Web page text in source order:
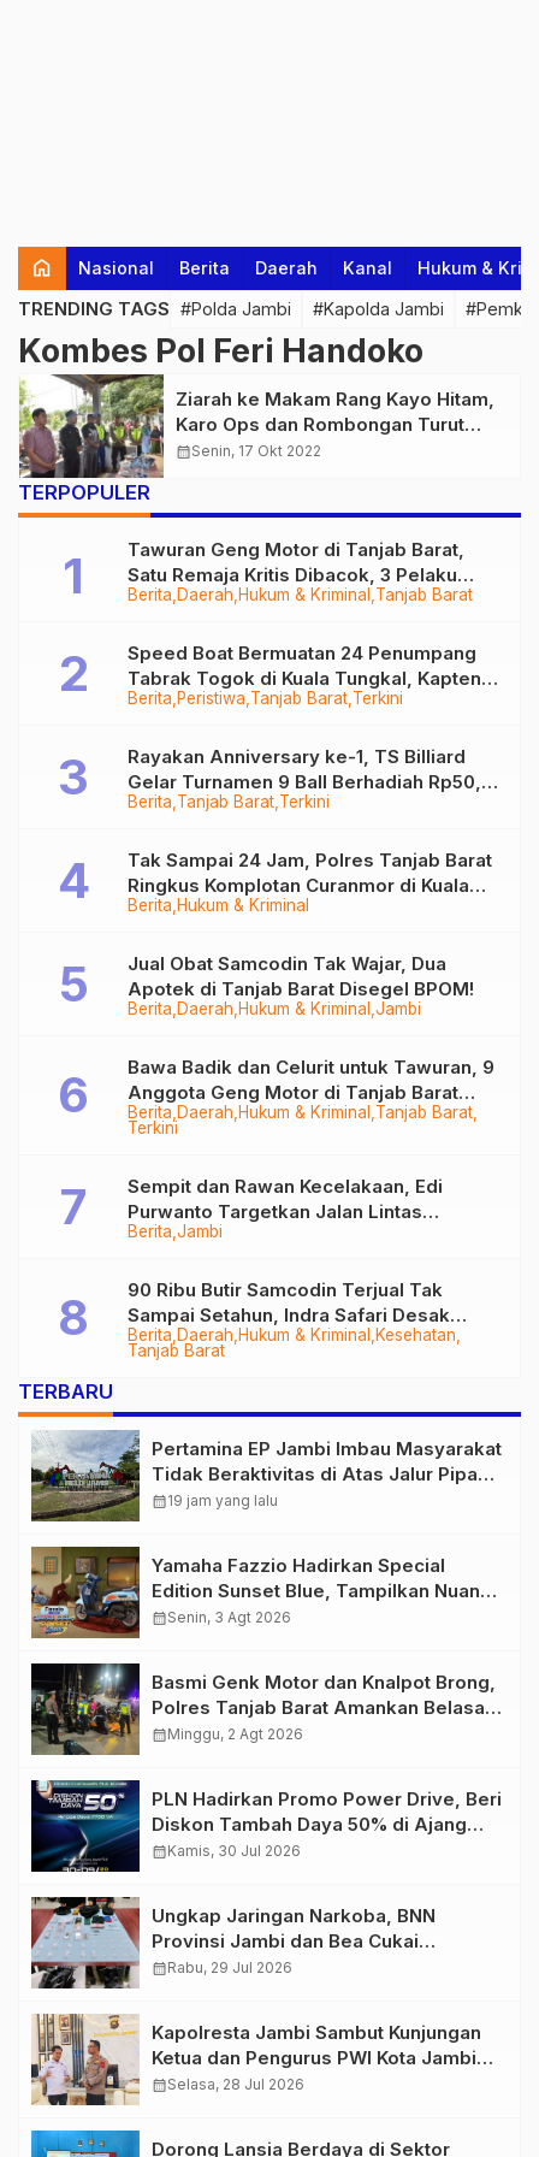
home Nasional Berita Daerah Kanal Hukum &
TRENDING TAGS #Polda Jambi #Kapolda Jambi
Kombes Pol Feri Handoko
Ziarah ke Makam Rang Kayo Hitam,
Karo Ops dan Rombongan Turut
Bagikan Bansos
calendar_monthSenin, 17 Okt 2022
TERPOPULER
Berita Daerah Hukum & Kriminal Tanjab Barat
Tawuran Geng Motor di Tanjab Barat,
Satu Remaja Kritis Dibacok, 3 Pelaku
Ditangkap
Berita Peristiwa Tanjab Barat Terkini
Speed Boat Bermuatan 24 Penumpang
Tabrak Togok di Kuala Tungkal, Kapten
Sempat Hilang
Berita Tanjab Barat Terkini
Rayakan Anniversary ke-1, TS Billiard
Gelar Turnamen 9 Ball Berhadiah Rp50,8
Juta
Berita Hukum & Kriminal
Tak Sampai 24 Jam, Polres Tanjab Barat
Ringkus Komplotan Curanmor di Kuala
Tungkal
Berita Daerah Hukum & Kriminal Jambi
Jual Obat Samcodin Tak Wajar, Dua
Apotek di Tanjab Barat Disegel BPOM!
Berita Daerah Hukum & Kriminal Tanjab Barat
Terkini
Bawa Badik dan Celurit untuk Tawuran, 9
Anggota Geng Motor di Tanjab Barat
Diringkus
Berita Jambi
Sempit dan Rawan Kecelakaan, Edi
Purwanto Targetkan Jalan Lintas
Tungkal-Jambi Mulus di 2028
Berita Daerah Hukum & Kriminal
Kesehatan
Tanjab Barat
90 Ribu Butir Samcodin Terjual Tak
Sampai Setahun, Indra Safari Desak
Audit Menyeluruh
TERBARU
Pertamina EP Jambi Imbau Masyarakat
Tidak Beraktivitas di Atas Jalur Pipa
Migas Demi Keselamatan Bersama
calendar_month19 jam yang lalu
Yamaha Fazzio Hadirkan Special
Edition Sunset Blue, Tampilkan Nuansa
Retro Summer yang Semakin Skena
calendar_monthSenin, 3 Agt 2026
Basmi Genk Motor dan Knalpot Brong,
Polres Tanjab Barat Amankan Belasan
Kendaraan
calendar_monthMinggu, 2 Agt 2026
PLN Hadirkan Promo Power Drive, Beri
Diskon Tambah Daya 50% di Ajang
GIIAS 2026
calendar_monthKamis, 30 Jul 2026
Ungkap Jaringan Narkoba, BNN
Provinsi Jambi dan Bea Cukai
Amankan Sembilan Pelaku beserta
calendar_monthRabu, 29 Jul 2026
Kapolresta Jambi Sambut Kunjungan
Ketua dan Pengurus PWI Kota Jambi
Perkuat Sinergi dan Kolaborasi
calendar_monthSelasa, 28 Jul 2026
Dorong Lansia Berdaya di Sektor